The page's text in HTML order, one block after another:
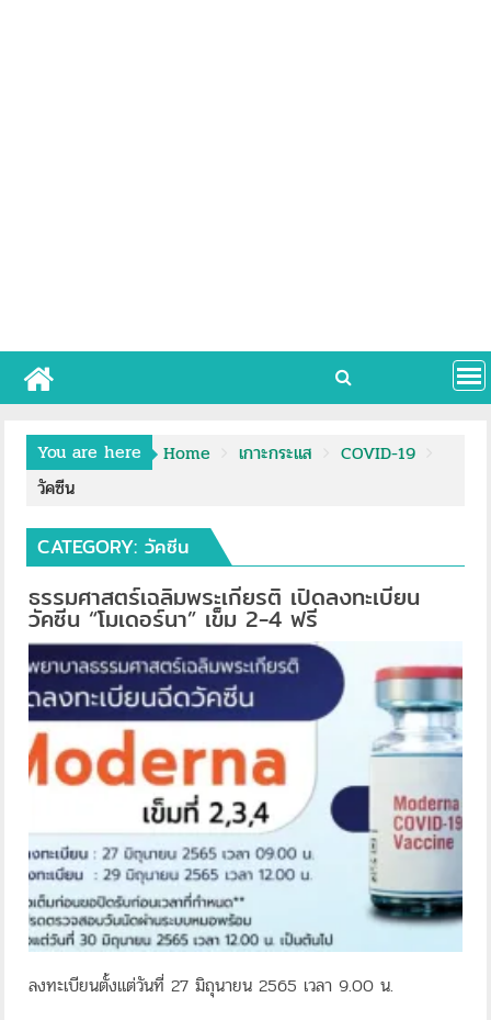
You are here Home เกาะกระแส
COVID-19
วัคซีน
CATEGORY:วัคซีน
ธรรมศาสตร์เฉลิมพระเกียรติ เปิดลงทะเบียน
วัคซีน “โมเดอร์นา” เข็ม 2-4 ฟรี
ลงทะเบียนตั้งแต่วันที่ 27 มิถุนายน 2565 เวลา 9.00 น.